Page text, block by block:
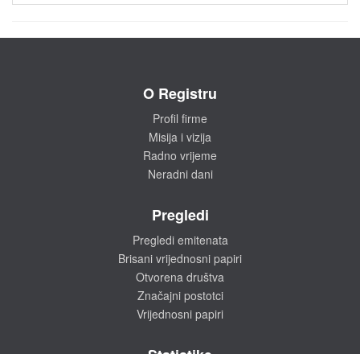
O Registru
Profil firme
Misija i vizija
Radno vrijeme
Neradni dani
Pregledi
Pregledi emitenata
Brisani vrijednosni papiri
Otvorena društva
Značajni postotci
Vrijednosni papiri